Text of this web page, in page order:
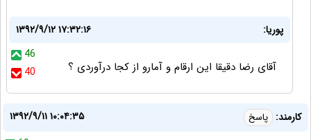
پوریا:
۱۳۹۲/۹/۱۲ ۱۷:۳۲:۱۶
46
40
آقای رضا دقیقا این ارقام و آمارو از کجا درآوردی ؟
کارمند: پاسخ
۱۳۹۲/۹/۱۱ ۱۰:۰۴:۳۵